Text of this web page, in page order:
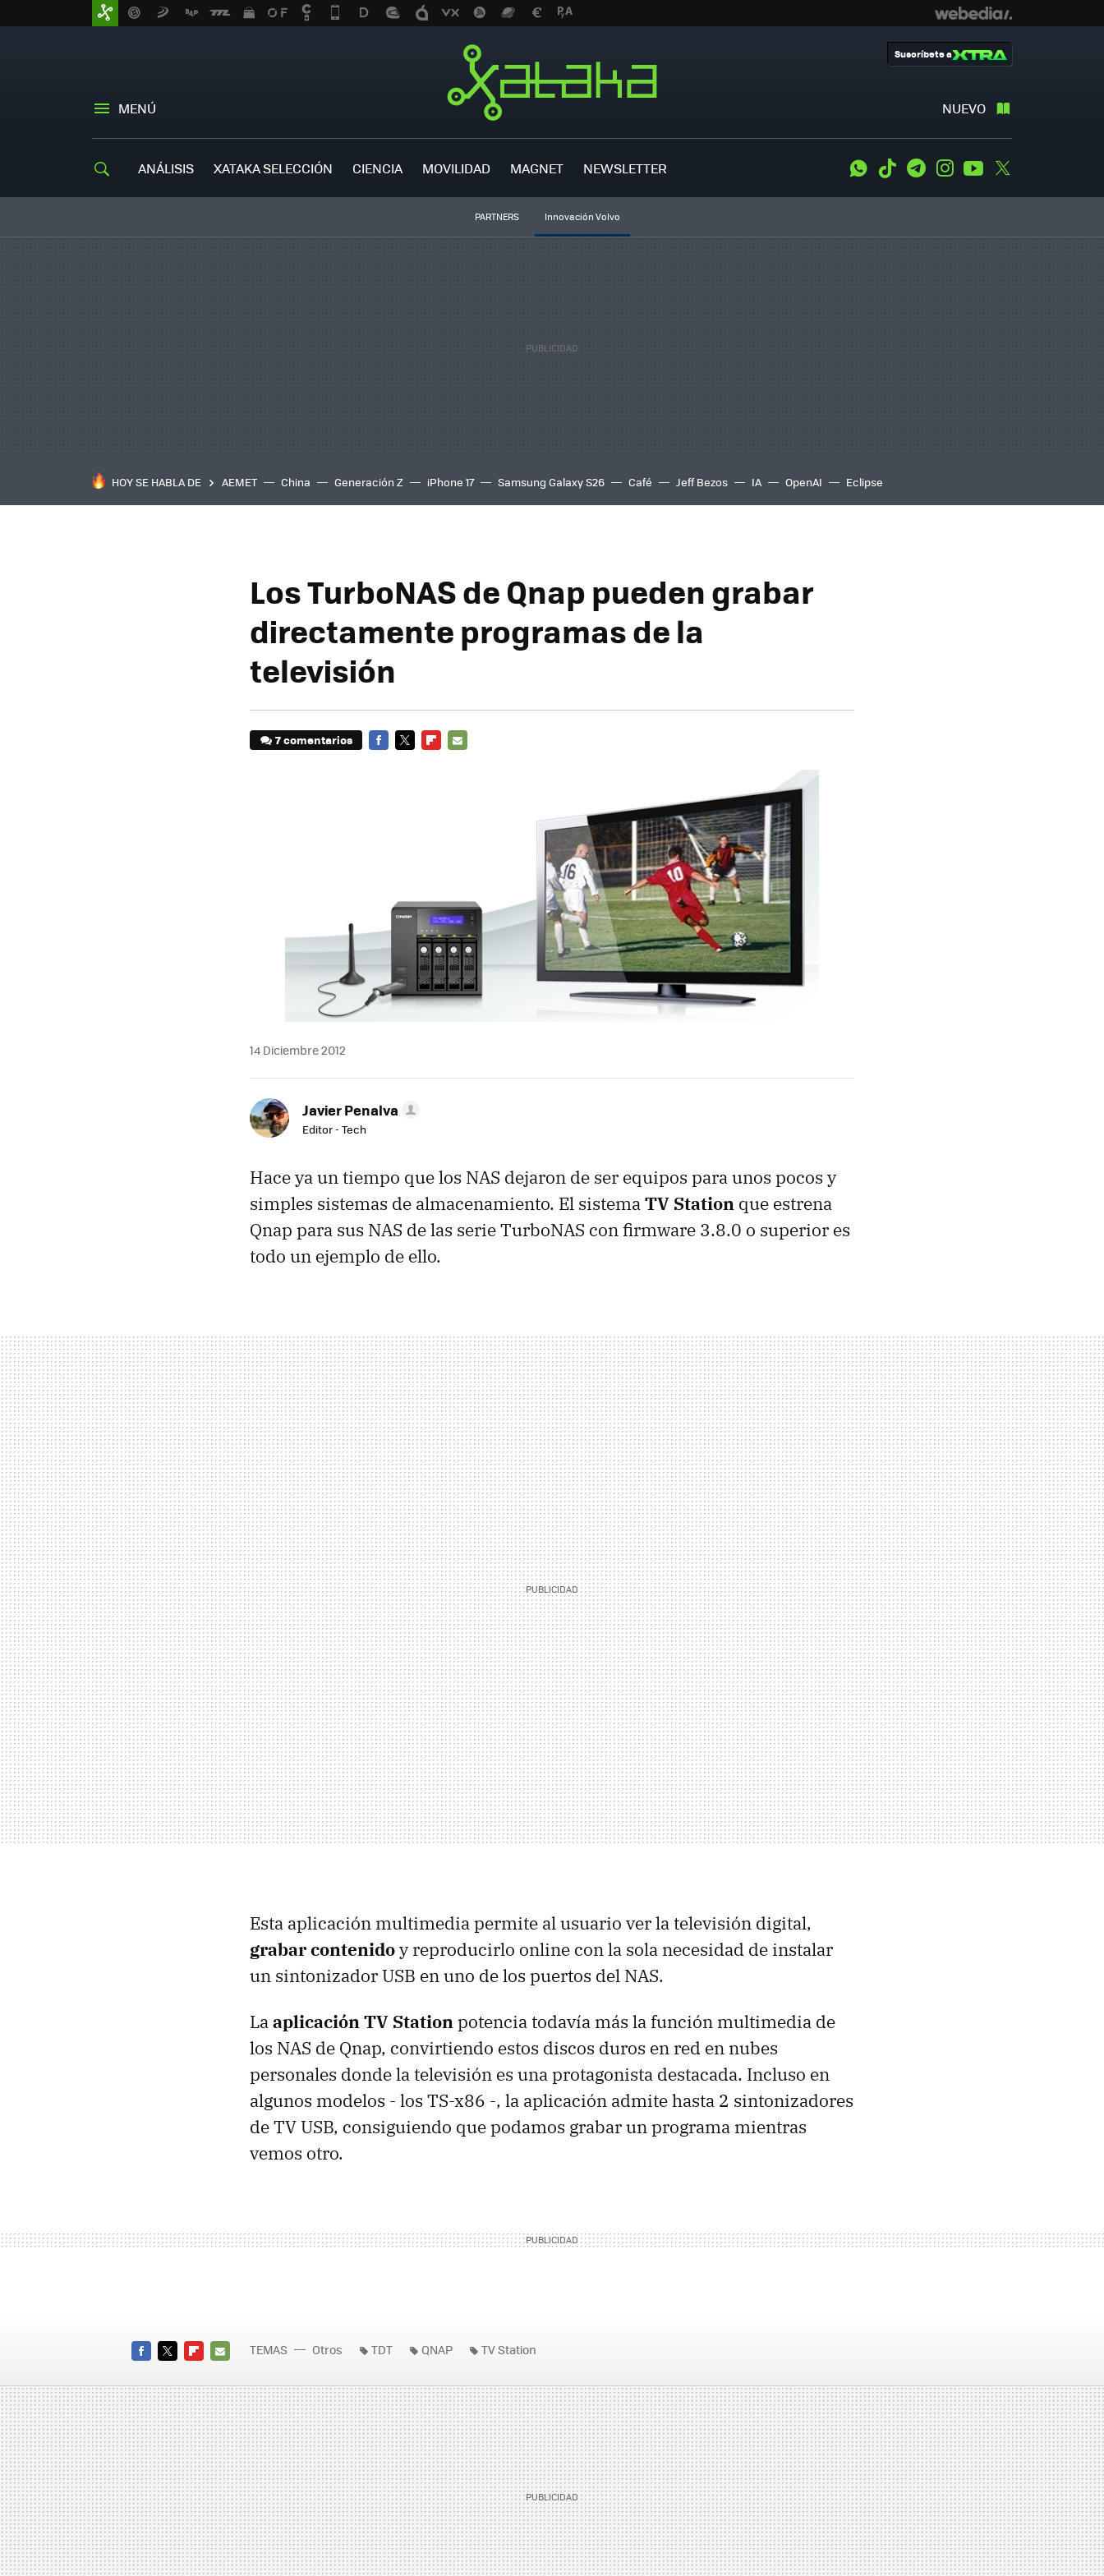
MENÚ NUEVO
Suscríbete a
ANÁLISIS XATAKA SELECCIÓN CIENCIA MOVILIDAD MAGNET NEWSLETTER WhatsApp
Tiktok TelegramInstagramYoutube
PARTNERS Innovación Volvo
HOY SE HABLA DE AEMET China Generación Z iPhone 17 Samsung Galaxy S26 Café Jeff Bezos IA OpenAI Eclipse
Los TurboNAS de Qnap pueden grabar
directamente programas de la
televisión
7 comentarios
14 Diciembre 2012
Javier Penalva
Editor - Tech
Hace ya un tiempo que los NAS dejaron de ser equipos para unos pocos y
simples sistemas de almacenamiento. El sistemaTV Station que estrena
Qnap para sus NAS de las serie TurboNAS con firmware 3.8.0 o superior es
todo un ejemplo de ello.
Esta aplicación multimedia permite al usuario ver la televisión digital,
grabar contenidoy reproducirlo online con la sola necesidad de instalar
un sintonizador USB en uno de los puertos del NAS.
Laaplicación TV Stationpotencia todavía más la función multimedia de
los NAS de Qnap, convirtiendo estos discos duros en red en nubes
personales donde la televisión es una protagonista destacada. Incluso en
algunos modelos - los TS-x86 -, la aplicación admite hasta 2 sintonizadores
de TV USB, consiguiendo que podamos grabar un programa mientras
vemos otro.
MAIL
TEMAS Otros TDT QNAP TV Station